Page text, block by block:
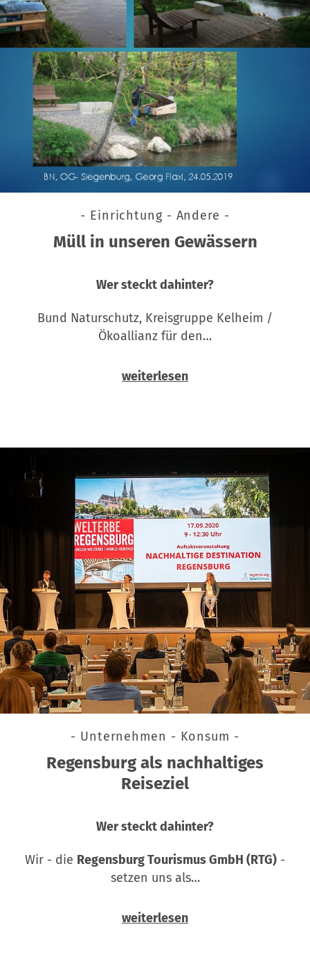
- Einrichtung - Andere -
Müll in unseren Gewässern
Wer steckt dahinter?
Bund Naturschutz, Kreisgruppe Kelheim /
Ökoallianz für den…
weiterlesen
- Unternehmen - Konsum -
Regensburg als nachhaltiges
Reiseziel
Wer steckt dahinter?
Wir - die Regensburg Tourismus GmbH (RTG) -
setzen uns als…
weiterlesen